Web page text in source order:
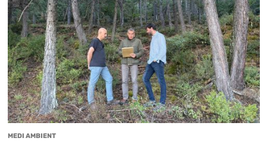
MEDI AMBIENT